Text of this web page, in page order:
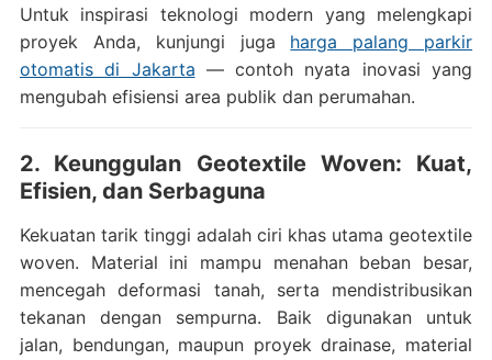
Untuk inspirasi teknologi modern yang melengkapi
proyek Anda, kunjungi juga harga palang parkir
otomatis di Jakarta — contoh nyata inovasi yang
mengubah efisiensi area publik dan perumahan.
2. Keunggulan Geotextile Woven: Kuat,
Efisien, dan Serbaguna
Kekuatan tarik tinggi adalah ciri khas utama geotextile
woven. Material ini mampu menahan beban besar,
mencegah deformasi tanah, serta mendistribusikan
tekanan dengan sempurna. Baik digunakan untuk
jalan, bendungan, maupun proyek drainase, material